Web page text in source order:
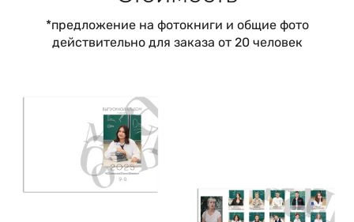
*предложение на фотокниги и общие фото
действительно для заказа от 20 человек